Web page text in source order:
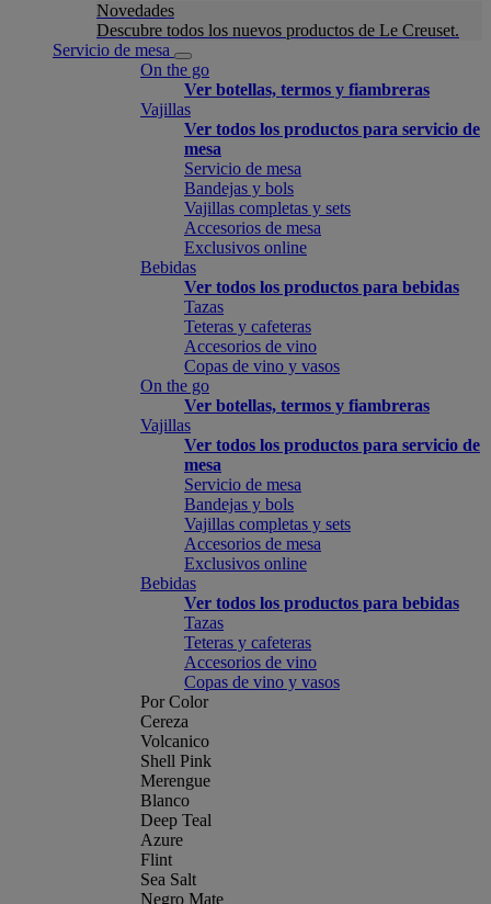
Novedades
Descubre todos los nuevos productos de Le Creuset.
Servicio de mesa
On the go
Ver botellas, termos y fiambreras
Vajillas
Ver todos los productos para servicio de
mesa
Servicio de mesa
Bandejas y bols
Vajillas completas y sets
Accesorios de mesa
Exclusivos online
Bebidas
Ver todos los productos para bebidas
Tazas
Teteras y cafeteras
Accesorios de vino
Copas de vino y vasos
On the go
Ver botellas, termos y fiambreras
Vajillas
Ver todos los productos para servicio de
mesa
Servicio de mesa
Bandejas y bols
Vajillas completas y sets
Accesorios de mesa
Exclusivos online
Bebidas
Ver todos los productos para bebidas
Tazas
Teteras y cafeteras
Accesorios de vino
Copas de vino y vasos
Por Color
Cereza
Volcanico
Shell Pink
Merengue
Blanco
Deep Teal
Azure
Flint
Sea Salt
Negro Mate